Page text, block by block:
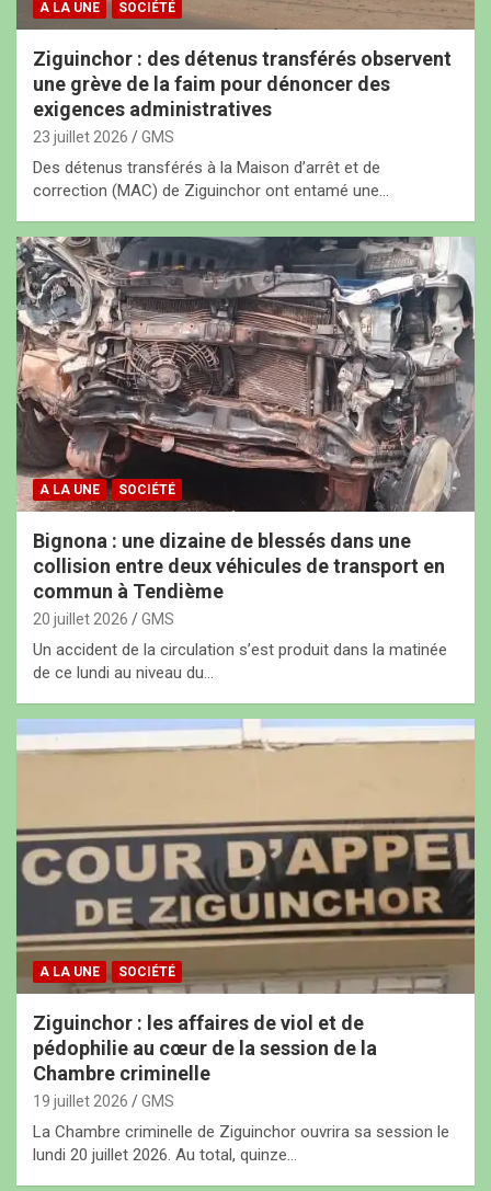
A LA UNE SOCIÉTÉ
Ziguinchor : des détenus transférés observent
une grève de la faim pour dénoncer des
exigences administratives
23 juillet 2026 GMS
Des détenus transférés à la Maison d’arrêt et de
correction (MAC) de Ziguinchor ont entamé une…
A LA UNE SOCIÉTÉ
Bignona : une dizaine de blessés dans une
collision entre deux véhicules de transport en
commun à Tendième
20 juillet 2026 GMS
Un accident de la circulation s’est produit dans la matinée
de ce lundi au niveau du…
A LA UNE SOCIÉTÉ
Ziguinchor : les affaires de viol et de
pédophilie au cœur de la session de la
Chambre criminelle
19 juillet 2026 GMS
La Chambre criminelle de Ziguinchor ouvrira sa session le
lundi 20 juillet 2026. Au total, quinze…